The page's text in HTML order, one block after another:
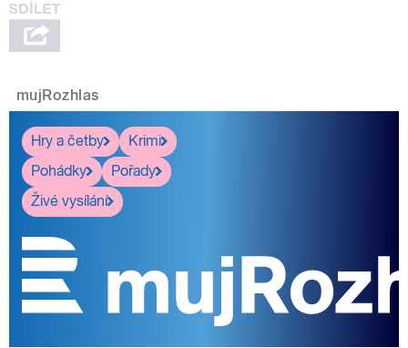
mujRozhlas
Hry a četby
Krimi
Pohádky
Pořady
Živé vysílání